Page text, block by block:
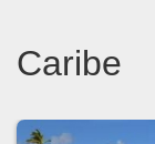
Caribe